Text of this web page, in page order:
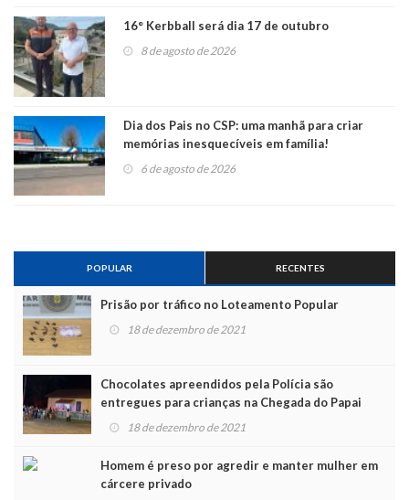
16° Kerbball será dia 17 de outubro
8 de agosto de 2026
Dia dos Pais no CSP: uma manhã para criar
memórias inesquecíveis em família!
6 de agosto de 2026
POPULAR RECENTES
Prisão por tráfico no Loteamento Popular
18 de dezembro de 2021
Chocolates apreendidos pela Polícia são
entregues para crianças na Chegada do Papai
Noel
18 de dezembro de 2021
Homem é preso por agredir e manter mulher em
cárcere privado